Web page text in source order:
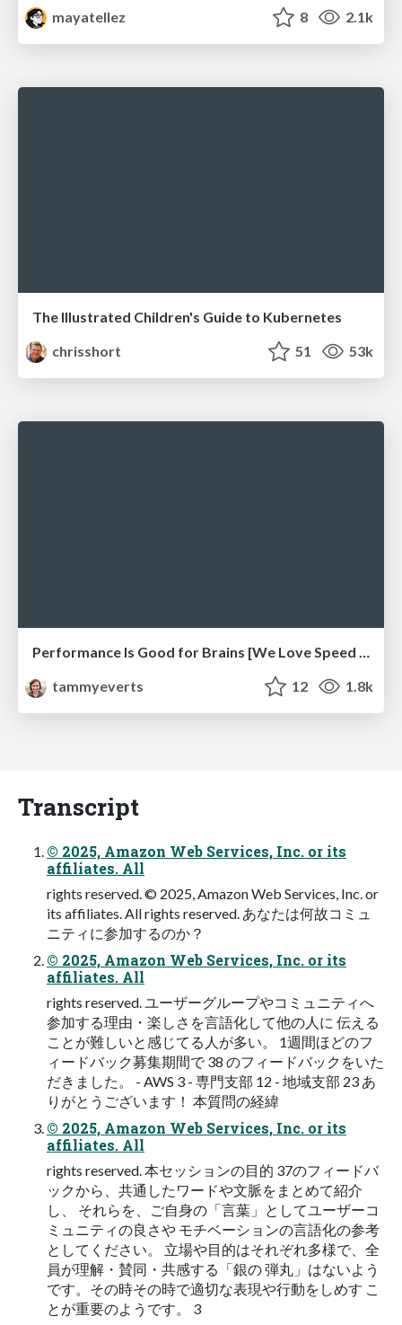
mayatellez
8 2.1k
The Illustrated Children's Guide to Kubernetes
chrisshort
51 53k
tammyeverts
12 1.8k
Transcript
© 2025, Amazon Web Services, Inc. or its
affiliates. All
rights reserved. © 2025, Amazon Web Services, Inc. or
its affiliates. All rights reserved. あなたは何故コミュ
ニティに参加するのか？
© 2025, Amazon Web Services, Inc. or its
affiliates. All
rights reserved. ユーザーグループやコミュニティへ
参加する理由・楽しさを言語化して他の人に 伝える
ことが難しいと感じてる人が多い。 1週間ほどのフ
ィードバック募集期間で 38 のフィードバックをいた
だきました。 - AWS 3 - 専門支部 12 - 地域支部 23 あ
りがとうございます！ 本質問の経緯
© 2025, Amazon Web Services, Inc. or its
affiliates. All
rights reserved. 本セッションの目的 37のフィードバ
ックから、共通したワードや文脈をまとめて紹介
し、 それらを、ご自身の「言葉」としてユーザーコ
ミュニティの良さや モチベーションの言語化の参考
としてください。 立場や目的はそれぞれ多様で、全
員が理解・賛同・共感する「銀の 弾丸」はないよう
です。その時その時で適切な表現や行動をしめす こ
とが重要のようです。 3